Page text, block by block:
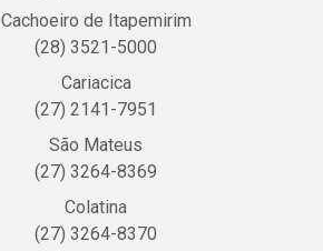
Cachoeiro de Itapemirim
(28) 3521-5000
Cariacica
(27) 2141-7951
São Mateus
(27) 3264-8369
Colatina
(27) 3264-8370